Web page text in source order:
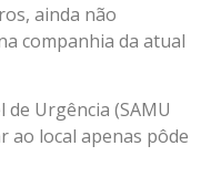
ainda não
companhia da atual
Urgência (SAMU
ao local apenas pôde